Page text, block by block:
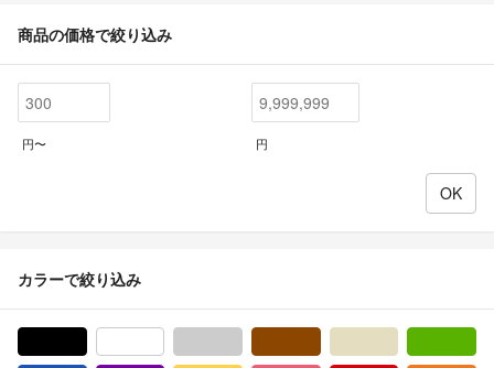
商品の価格で絞り込み
円〜 円
カラーで絞り込み